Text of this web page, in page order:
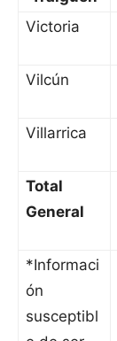
Victoria
Vilcún
Villarrica
Total
General
*Informaci
ón
susceptibl